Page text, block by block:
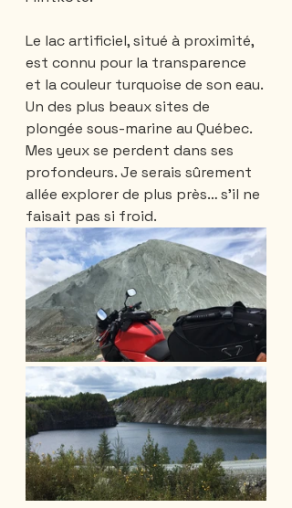
Le lac artificiel, situé à proximité,
est connu pour la transparence
et la couleur turquoise de son eau.
Un des plus beaux sites de
plongée sous-marine au Québec.
Mes yeux se perdent dans ses
profondeurs. Je serais sûrement
allée explorer de plus près… s'il ne
faisait pas si froid.